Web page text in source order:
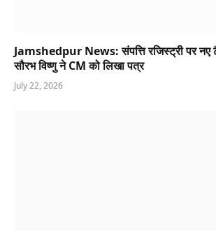
Jamshedpur News: संपत्ति रजिस्ट्री पर नए
सौरभ विष्णु ने CM को लिखा पत्र
July 22, 2026